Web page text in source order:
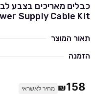
Supply Cable Kit
תאור המוצר
הזמנה
₪158 מחיר לאשראי